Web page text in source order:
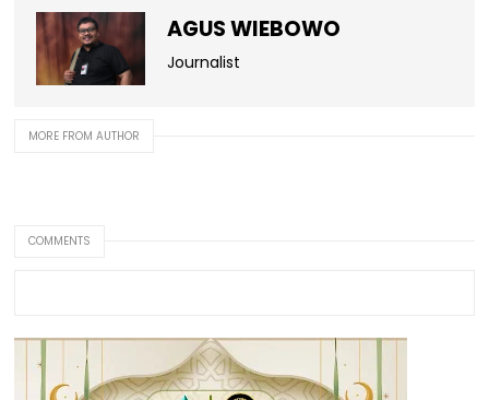
AGUS WIEBOWO
Journalist
MORE FROM AUTHOR
COMMENTS